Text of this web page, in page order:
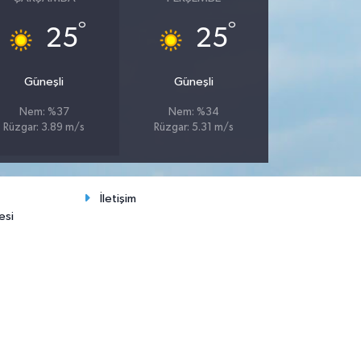
25°
Güneşli
Nem: %37
Rüzgar: 3.89 m/s
25°
Güneşli
Nem: %34
Rüzgar: 5.31 m/s
İletişim